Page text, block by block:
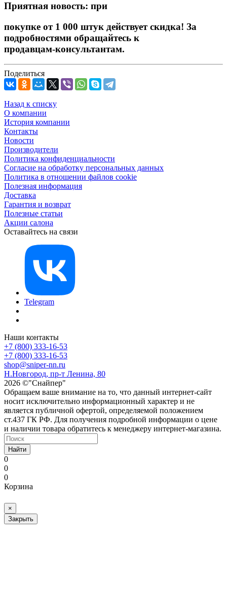
Приятная новость: при
покупке от 1 000 штук действует скидка! За
подробностями обращайтесь к
продавцам‑консультантам.
Поделиться
Назад к списку
О компании
История компании
Контакты
Новости
Производители
Политика конфиденциальности
Согласие на обработку персональных данных
Политика в отношении файлов cookie
Полезная информация
Доставка
Гарантия и возврат
Полезные статьи
Акции салона
Оставайтесь на связи
Telegram
Наши контакты
+7 (800) 333-16-53
+7 (800) 333-16-53
shop@sniper-nn.ru
Н.Новгород, пр-т Ленина, 80
2026 ©"Снайпер"
Обращаем ваше внимание на то, что данный интернет-сайт
носит исключительно информационный характер и не
является публичной офертой, определяемой положением
ст.437 ГК РФ. Для получения подробной информации о цене
и наличии товара обратитесь к менеджеру интернет-магазина.
Найти
0
0
0
Корзина
×
Закрыть